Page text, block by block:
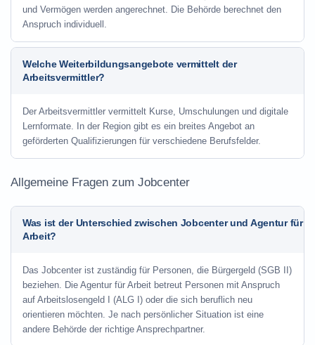
und Vermögen werden angerechnet. Die Behörde berechnet den
Anspruch individuell.
Welche Weiterbildungsangebote vermittelt der
Arbeitsvermittler?
Der Arbeitsvermittler vermittelt Kurse, Umschulungen und digitale
Lernformate. In der Region gibt es ein breites Angebot an
geförderten Qualifizierungen für verschiedene Berufsfelder.
Allgemeine Fragen zum Jobcenter
Was ist der Unterschied zwischen Jobcenter und Agentur für
Arbeit?
Das Jobcenter ist zuständig für Personen, die Bürgergeld (SGB II)
beziehen. Die Agentur für Arbeit betreut Personen mit Anspruch
auf Arbeitslosengeld I (ALG I) oder die sich beruflich neu
orientieren möchten. Je nach persönlicher Situation ist eine
andere Behörde der richtige Ansprechpartner.